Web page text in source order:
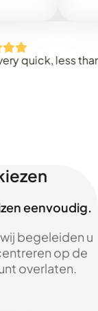
less than
eenvoudig.
begeleiden u
op de
overlaten.